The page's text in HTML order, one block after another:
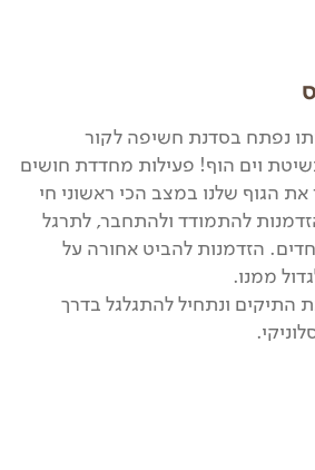
נפתח בסדנת חשיפה לקור
וים הוף! פעילות מחדדת חושים
את הגוף שלנו במצב הכי ראשוני חי
להתמודד ולהתחבר, לתרגל
הזדמנות להביט אחורה על
ממנו.
התיקים ונתחיל להתגלגל בדרך